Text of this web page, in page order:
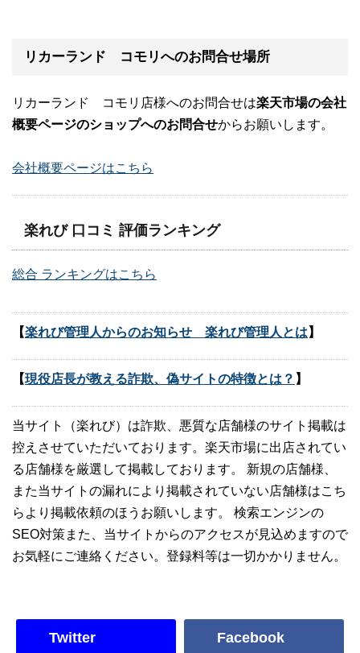
リカーランド コモリへのお問合せ場所
リカーランド コモリ店様へのお問合せは楽天市場の会社
概要ページのショップへのお問合せからお願いします。
会社概要ページはこちら
楽れび 口コミ 評価ランキング
総合 ランキングはこちら
【楽れび管理人からのお知らせ 楽れび管理人とは 】
【現役店長が教える詐欺、偽サイトの特徴とは？ 】
当サイト（楽れび）は詐欺、悪質な店舗様のサイト掲載は
控えさせていただいております。楽天市場に出店されてい
る店舗様を厳選して掲載しております。 新規の店舗様、
また当サイトの漏れにより掲載されていない店舗様はこち
らより掲載依頼のほうお願いします。 検索エンジンの
SEO対策また、当サイトからのアクセスが見込めますので
お気軽にご連絡ください。登録料等は一切かかりません。
Twitter Facebook